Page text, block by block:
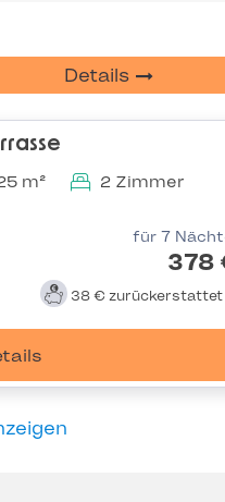
Details
m² 2 Zimmer
für 7
378
38 € zurückerstattet